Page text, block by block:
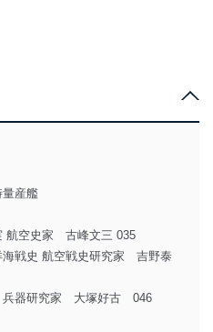
産艦
航空史家 古峰文三 035
海戦史 航空戦史研究家 吉野泰
兵器研究家 大塚好古 046